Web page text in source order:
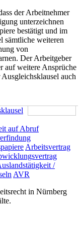
der Arbeitnehmer
unterzeichnen
bestätigt und im
sämtliche weiteren
von
Der Arbeitgeber
auf weitere Ansprüche
auch
auf Abruf
Arbeitsvertrag
/
AVR
in Nürnberg